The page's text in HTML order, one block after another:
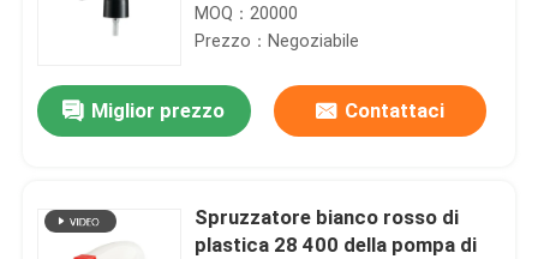
per pulizia del vetro/giardino
MOQ：20000
Prezzo：Negoziabile
Miglior prezzo Contattaci
Spruzzatore bianco rosso di
plastica 28 400 della pompa di